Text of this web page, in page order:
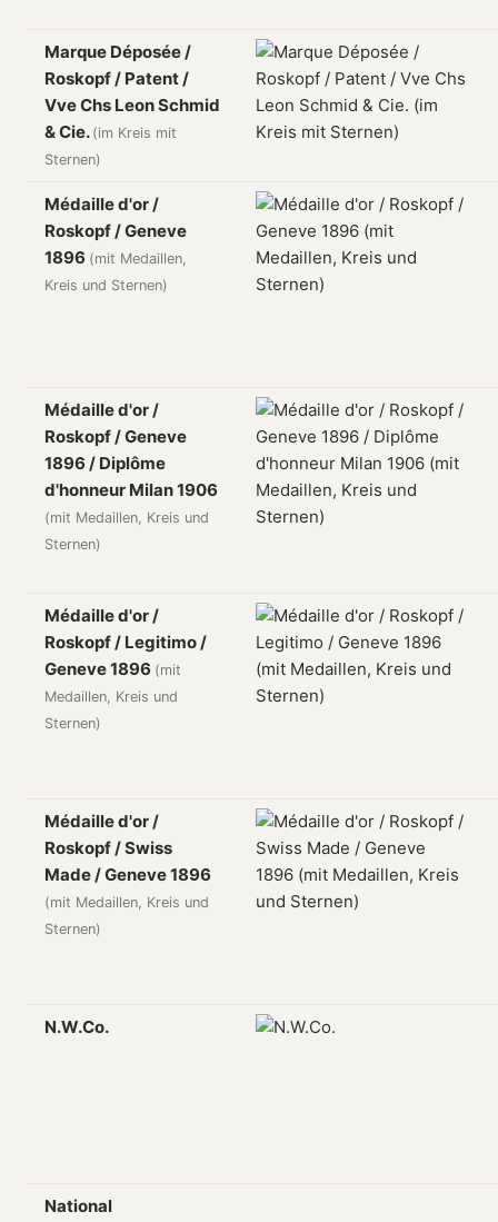
Marque Déposée /
Roskopf / Patent /
Vve Chs Leon Schmid
& Cie. (im Kreis mit
Sternen)
Médaille d'or /
Roskopf / Geneve
1896 (mit Medaillen,
Kreis und Sternen)
Médaille d'or /
Roskopf / Geneve
1896 / Diplôme
d'honneur Milan 1906
(mit Medaillen, Kreis und
Sternen)
Médaille d'or /
Roskopf / Legitimo /
Geneve 1896 (mit
Medaillen, Kreis und
Sternen)
Médaille d'or /
Roskopf / Swiss
Made / Geneve 1896
(mit Medaillen, Kreis und
Sternen)
N.W.Co.
National